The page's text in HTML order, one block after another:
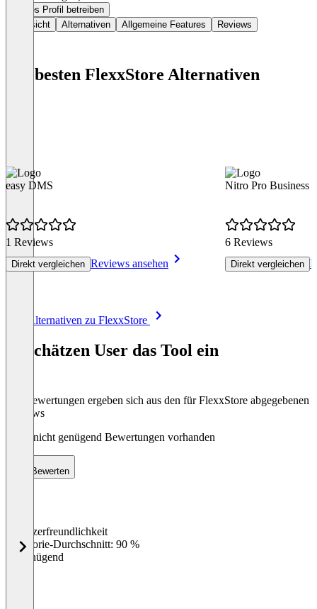
Dieses Profil betreiben
Übersicht
Alternativen Allgemeine Features Reviews
Die besten FlexxStore Alternativen
easy DMS
1 Reviews
Direkt vergleichen Reviews ansehen
Nitro Pro Business
6 Reviews
Direkt vergleichen
Alle Alternativen zu FlexxStore
So schätzen User das Tool ein
Die Bewertungen ergeben sich aus den für FlexxStore abgegebenen
Reviews
Noch nicht genügend Bewertungen vorhanden
Bewerten
Benutzerfreundlichkeit
Kategorie-Durchschnitt: 90 %
Ungenügend